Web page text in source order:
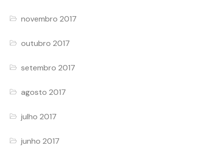
novembro 2017
outubro 2017
setembro 2017
agosto 2017
julho 2017
junho 2017